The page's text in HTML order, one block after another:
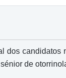
dos
de